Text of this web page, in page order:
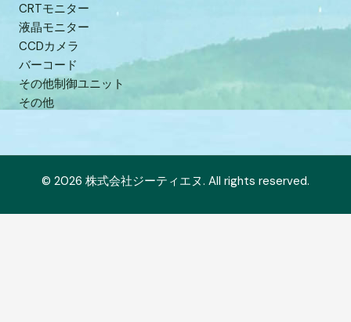
CRTモニター
液晶モニター
CCDカメラ
バーコード
その他制御ユニット
その他
© 2026 株式会社ジーティエヌ. All rights reserved.